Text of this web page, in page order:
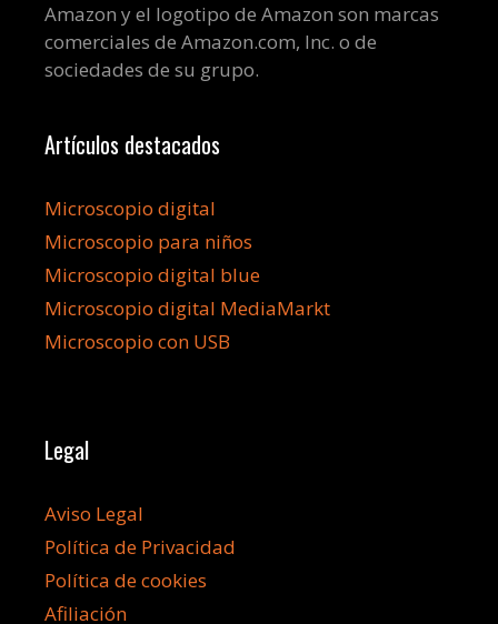
Amazon y el logotipo de Amazon son marcas
comerciales de Amazon.com, Inc. o de
sociedades de su grupo.
Artículos destacados
Microscopio digital
Microscopio para niños
Microscopio digital blue
Microscopio digital MediaMarkt
Microscopio con USB
Legal
Aviso Legal
Política de Privacidad
Política de cookies
Afiliación